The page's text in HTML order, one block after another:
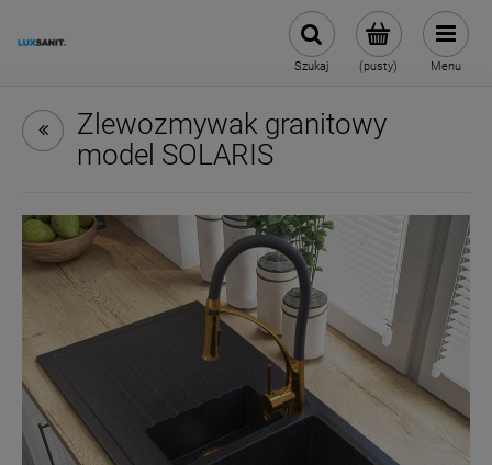
(pusty)
Szukaj Menu
Zlewozmywak granitowy
model SOLARIS